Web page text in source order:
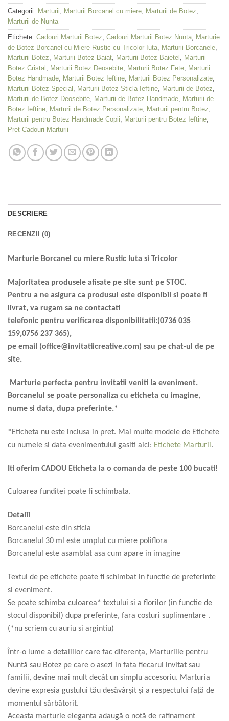
Categorii: Marturii, Marturii Borcanel cu miere, Marturii de Botez,
Marturii de Nunta
Etichete: Cadouri Marturii Botez, Cadouri Marturii Botez Nunta, Marturie
de Botez Borcanel cu Miere Rustic cu Tricolor Iuta, Marturii Borcanele,
Marturii Botez, Marturii Botez Baiat, Marturii Botez Baietel , Marturii
Botez Cristal , Marturii Botez Deosebite, Marturii Botez Fete, Marturii
Botez Handmade, Marturii Botez Ieftine, Marturii Botez Personalizate,
Marturii Botez Special , Marturii Botez Sticla Ieftine, Marturii de Botez,
Marturii de Botez Deosebite, Marturii de Botez Handmade, Marturii de
Botez Ieftine, Marturii de Botez Personalizate, Marturii pentru Botez,
Marturii pentru Botez Handmade Copii, Marturii pentru Botez Ieftine,
Pret Cadouri Marturii
DESCRIERE
RECENZII (0)
Marturie Borcanel cu miere Rustic Iuta si Tricolor
Majoritatea produsele afisate pe site sunt pe STOC.
Pentru a ne asigura ca produsul este disponibil si poate fi
livrat, va rugam sa ne contactati
telefonic pentru verificarea disponibilitatii:(0736 035
159,0756 237 365),
pe email (office@invitatiicreative.com) sau pe chat-ul de pe
site.
Marturie perfecta pentru invitatii veniti la eveniment.
Borcanelul se poate personaliza cu eticheta cu imagine,
nume si data, dupa preferinte.*
*Eticheta nu este inclusa in pret. Mai multe modele de Etichete
cu numele si data evenimentului gasiti aici: Etichete Marturii.
Iti oferim CADOU Eticheta la o comanda de peste 100 bucati!
Culoarea funditei poate fi schimbata.
Detalii
Borcanelul este din sticla
Borcanelul 30 ml este umplut cu miere poliflora
Borcanelul este asamblat asa cum apare in imagine
Textul de pe etichete poate fi schimbat in functie de preferinte
si eveniment.
Se poate schimba culoarea* textului si a florilor (in functie de
stocul disponibil) dupa preferinte, fara costuri suplimentare .
(*nu scriem cu auriu si argintiu)
Într-o lume a detaliilor care fac diferența, Marturiile pentru
Nuntă sau Botez pe care o asezi in fata fiecarui invitat sau
familii, devine mai mult decât un simplu accesoriu. Marturia
devine expresia gustului tău desăvârșit și a respectului față de
momentul sărbătorit.
Aceasta marturie eleganta adaugă o notă de rafinament